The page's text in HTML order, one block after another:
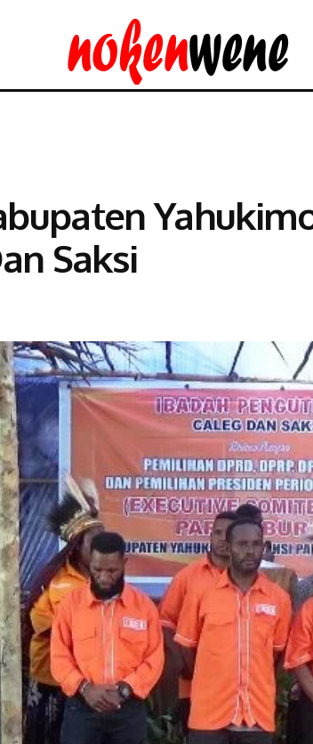
Saksi